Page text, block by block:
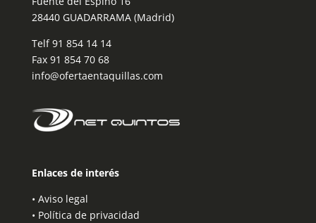
28440 GUADARRAMA (Madrid)
Telf91 854 14 14
Fax 91 854 70 68
info@ofertaentaquillas.com
Enlaces de interés
• Aviso legal
• Política de privacidad